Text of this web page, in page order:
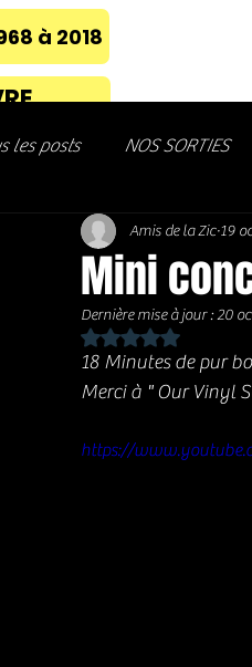
à 2018
les posts NOS SORTIES
Soft Rock / Folk Jazz
Country / Americana
Mini
Amis de la Zic 19
Dernière mise à jour :20
Noté NaN étoiles sur
18 Minutes de pur
Merci à " Our Vinyl
https://